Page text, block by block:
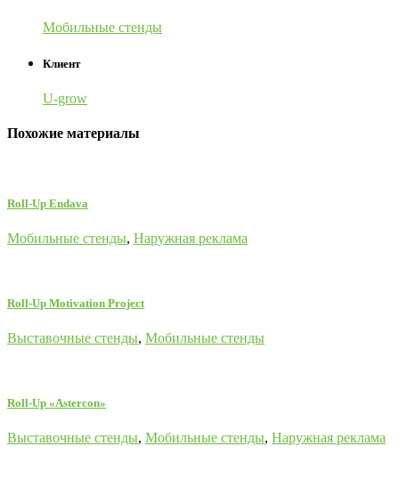
Мобильные стенды
Клиент
U-grow
Похожие материалы
Roll-Up Endava
Мобильные стенды, Наружная реклама
Roll-Up Motivation Project
Выставочные стенды, Мобильные стенды
Roll-Up «Astercon»
Выставочные стенды, Мобильные стенды, Наружная реклама